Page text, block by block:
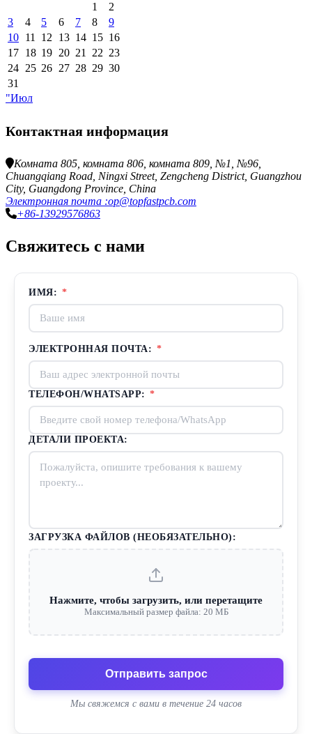
1
2
3
4 5 6 7 8
9
10 11 12 13 14 15 16
17 18 19 20 21 22 23
24 25 26 27 28 29 30
31
"Июл
Контактная информация
Комната 805, комната 806, комната 809, №1, №96,
Chuangqiang Road, Ningxi Street, Zengcheng District, Guangzhou
City, Guangdong Province, China
Электронная почта :op@topfastpcb.com
+86-13929576863
Свяжитесь с нами
ИМЯ: *
ЭЛЕКТРОННАЯ ПОЧТА: *
ТЕЛЕФОН/WHATSAPP: *
ДЕТАЛИ ПРОЕКТА:
ЗАГРУЗКА ФАЙЛОВ (НЕОБЯЗАТЕЛЬНО):
Нажмите, чтобы загрузить, или перетащите
Максимальный размер файла: 20 МБ
Отправить запрос
Мы свяжемся с вами в течение 24 часов